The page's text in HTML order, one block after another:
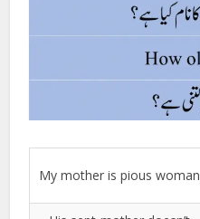
My mother is pious woman